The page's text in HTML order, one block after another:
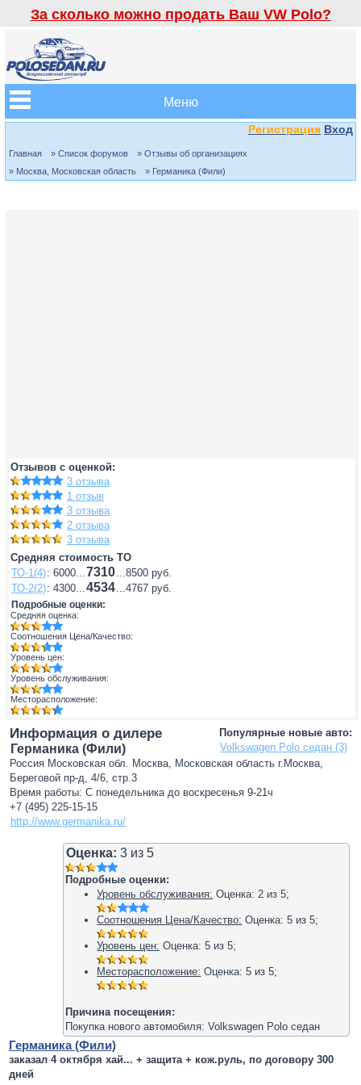
За сколько можно продать Ваш VW Polo?
Меню
Регистрация Вход
Главная » Список форумов
» Отзывы об организациях
» Москва, Московская область
» Германика (Фили)
Отзывов с оценкой:
3 отзыва
1 отзыв
3 отзыва
2 отзыва
3 отзыва
Средняя стоимость ТО
ТО-1(4): 6000...7310...8500 руб.
ТО-2(2): 4300...4534...4767 руб.
Подробные оценки:
Средняя оценка:
Соотношения Цена/Качество:
Уровень цен:
Уровень обслуживания:
Месторасположение:
Популярные новые авто:
Volkswagen Polo седан (3)
Информация о дилере
Германика (Фили)
Россия Московская обл. Москва, Московская область г.Москва,
Береговой пр-д, 4/6, стр.3
Время работы: С понедельника до воскресенья 9-21ч
+7 (495) 225-15-15
http://www.germanika.ru/
Оценка: 3 из5
Подробные оценки:
Уровень обслуживания: Оценка:2 из5;
Соотношения Цена/Качество: Оценка:5 из5;
Уровень цен: Оценка:5 из5;
Месторасположение: Оценка:5 из5;
Причина посещения:
Покупка нового автомобиля: Volkswagen Polo седан
Германика (Фили)
заказал 4 октября хай... + защита + кож.руль, по договору 300
дней